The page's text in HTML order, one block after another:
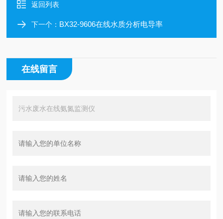
返回列表
下一个： BX32-9606在线水质分析电导率
在线留言